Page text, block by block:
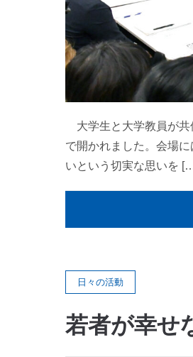
大学生と大学教員が共
で開かれました。会場
いという切実な思いを
日々の活動
若者が幸せ